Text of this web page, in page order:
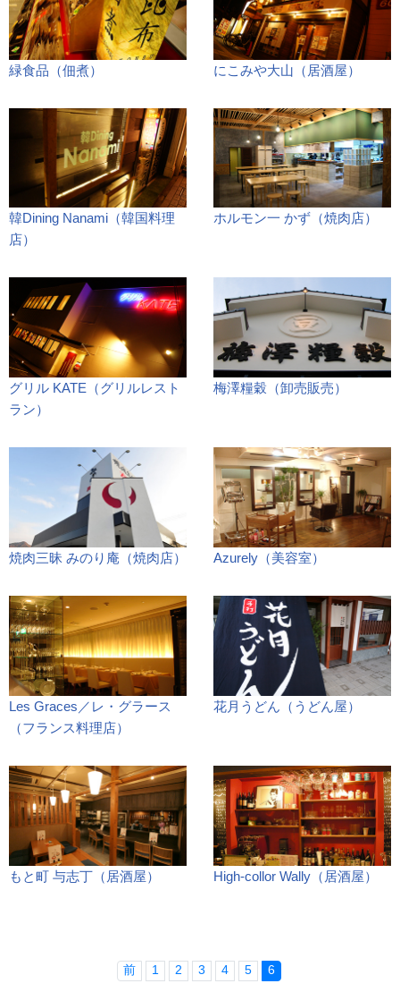
緑食品（佃煮） にこみや大山（居酒屋）
韓Dining Nanami（韓国料理
店）
ホルモン一 かず（焼肉店）
グリル KATE（グリルレスト
ラン）
梅澤糧穀（卸売販売）
焼肉三昧 みのり庵（焼肉店） Azurely（美容室）
Les Graces／レ・グラース
（フランス料理店）
花月うどん（うどん屋）
もと町 与志丁（居酒屋） High-collor Wally（居酒屋）
前 1 2 3 4 5 6